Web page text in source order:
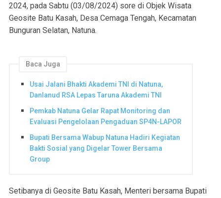
2024, pada Sabtu (03/08/2024) sore di Objek Wisata
Geosite Batu Kasah, Desa Cemaga Tengah, Kecamatan
Bunguran Selatan, Natuna.
Baca Juga
Usai Jalani Bhakti Akademi TNI di Natuna,
Danlanud RSA Lepas Taruna Akademi TNI
Pemkab Natuna Gelar Rapat Monitoring dan
Evaluasi Pengelolaan Pengaduan SP4N-LAPOR
Bupati Bersama Wabup Natuna Hadiri Kegiatan
Bakti Sosial yang Digelar Tower Bersama
Group
Setibanya di Geosite Batu Kasah, Menteri bersama Bupati